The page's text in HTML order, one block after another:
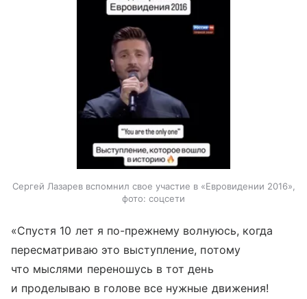
Сергей Лазарев вспомнил свое участие в «Евровидении 2016»,
фото: соцсети
«Спустя 10 лет я по-прежнему волнуюсь, когда
пересматриваю это выступление, потому
что мыслями переношусь в тот день
и проделываю в голове все нужные движения!